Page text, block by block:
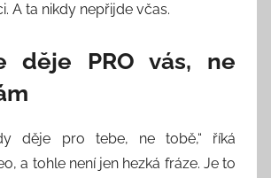
A ta nikdy nepřijde včas.
děje PRO vás, ne
děje pro tebe, ne tobě,“ říká
a tohle není jen hezká fráze. Je to